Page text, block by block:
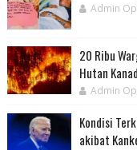
Admin
20 Ribu
Hutan
Admin
Kondisi
akibat